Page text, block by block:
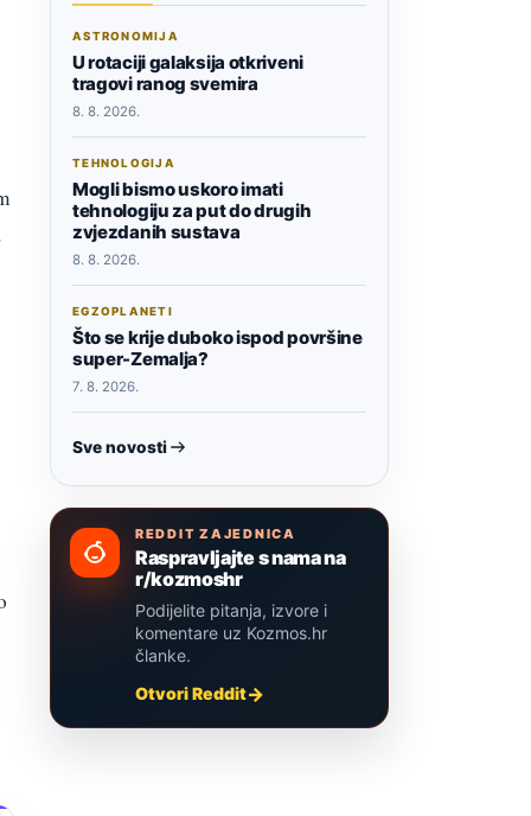
ASTRONOMIJA
U rotaciji galaksija otkriveni
tragovi ranog svemira
8. 8. 2026.
TEHNOLOGIJA
Mogli bismo uskoro imati
tehnologiju za put do drugih
zvjezdanih sustava
8. 8. 2026.
EGZOPLANETI
Što se krije duboko ispod površine
super-Zemalja?
7. 8. 2026.
Sve novosti
REDDIT ZAJEDNICA
Raspravljajte s nama na
r/kozmoshr
Podijelite pitanja, izvore i
komentare uz Kozmos.hr
članke.
Otvori Reddit